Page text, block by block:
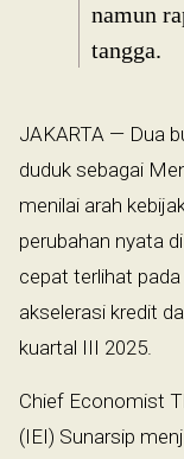
namun
tangga.
JAKARTA — Dua
duduk sebagai
menilai arah
perubahan nyata
cepat terlihat
akselerasi kredit
kuartal III 2025.
Chief Economist
(IEI) Sunarsip